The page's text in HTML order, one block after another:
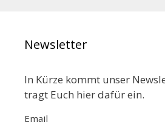
Newsletter
In Kürze kommt unser
tragt Euch hier dafür ein.
Email